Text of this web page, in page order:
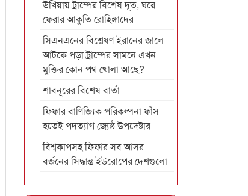
উখিয়ায় ট্রাম্পের বিশেষ দূত, ঘরে
ফেরার আকুতি রোহিঙ্গাদের
সিএনএনের বিশ্লেষণ ইরানের জালে
আটকে পড়া ট্রাম্পের সামনে এখন
মুক্তির কোন পথ খোলা আছে?
শাবনূরের বিশেষ বার্তা
ফিফার বাণিজ্যিক পরিকল্পনা ফাঁস
হতেই পদত্যাগ জ্যেষ্ঠ উপদেষ্টার
বিশ্বকাপসহ ফিফার সব আসর
বর্জনের সিদ্ধান্ত ইউরোপের দেশগুলো